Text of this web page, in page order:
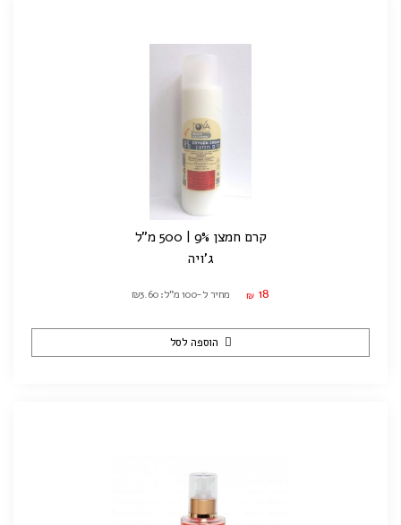
קרם חמצן 9% | 500 מ"ל
ג'ויה
₪ 18 מחיר ל-100 מ"ל: ₪3.60
הוספה לסל